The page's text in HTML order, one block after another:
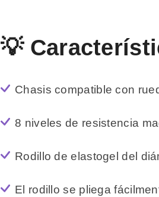
💡
Chasis compatible con
8 niveles de resistencia
Rodillo de elastogel del
El rodillo se pliega